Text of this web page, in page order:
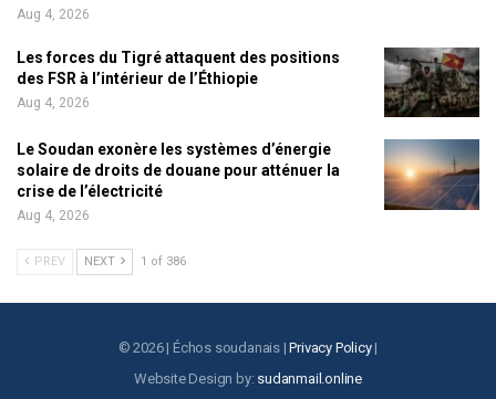
Aug 4, 2026
Les forces du Tigré attaquent des positions
des FSR à l’intérieur de l’Éthiopie
Aug 4, 2026
Le Soudan exonère les systèmes d’énergie
solaire de droits de douane pour atténuer la
crise de l’électricité
Aug 4, 2026
PREV NEXT 1 of 386
© 2026 | Échos soudanais |Privacy Policy|
Website Design by: sudanmail.online